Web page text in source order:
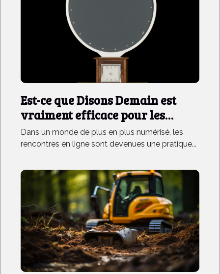
Est-ce que Disons Demain est
vraiment efficace pour les
rencontres ?
Dans un monde de plus en plus numérisé, les
rencontres en ligne sont devenues une pratique...